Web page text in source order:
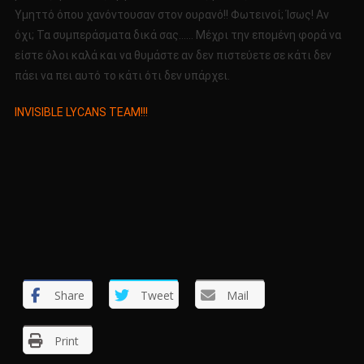
Υμηττό όπου χανόντουσαν στον ουρανό!! Φωτεινοί; Ίσως! Αν
όχι; Τα συμπεράσματα δικά σας…… Μέχρι την επομένη φορά να
είστε όλοι καλά και να θυμάστε αν δεν πιστεύετε σε κάτι δεν
πάει να πει αυτό το κάτι ότι δεν υπάρχει.
INVISIBLE LYCANS TEAM!!!
Share Tweet Mail
Print